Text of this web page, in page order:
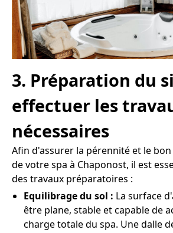
3. Préparation du
effectuer les
nécessaires
Afin d'assurer la pérennité et le
de votre spa à Chaponost, il est
des travaux préparatoires :
Equilibrage du sol : La surface
être plane, stable et capable de
charge totale du spa. Une dalle